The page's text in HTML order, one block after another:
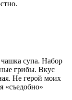
супа. Набор
грибы. Вкус
Не герой моих
«съедобно»